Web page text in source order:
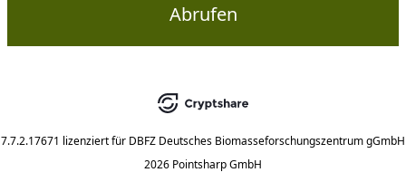
Abrufen
7.7.2.17671 lizenziert für DBFZ Deutsches Biomasseforschungszentrum gGmbH
2026 Pointsharp GmbH